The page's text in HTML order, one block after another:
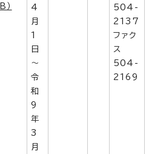
4
月
1
日
～
令
和
9
年
3
月
504-
2137
ファク
ス
504-
2169